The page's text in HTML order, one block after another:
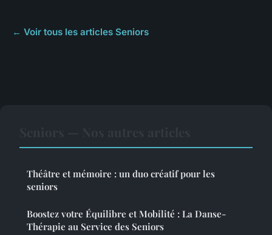
← Voir tous les articles Seniors
Théâtre et mémoire : un duo créatif pour les
seniors
Boostez votre Équilibre et Mobilité : La Danse-
Thérapie au Service des Seniors